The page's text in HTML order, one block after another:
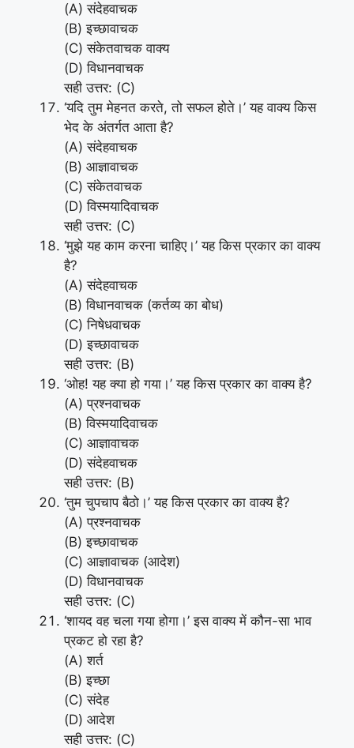
(A) संदेहवाचक
(B) इच्छावाचक
(C) संकेतवाचक वाक्य
(D) विधानवाचक
सही उत्तर: (C)
‘यदि तुम मेहनत करते, तो सफल होते।’ यह वाक्य किस
भेद के अंतर्गत आता है?
(A) संदेहवाचक
(B) आज्ञावाचक
(C) संकेतवाचक
(D) विस्मयादिवाचक
सही उत्तर: (C)
‘मुझे यह काम करना चाहिए।’ यह किस प्रकार का वाक्य
है?
(A) संदेहवाचक
(B) विधानवाचक (कर्तव्य का बोध)
(C) निषेधवाचक
(D) इच्छावाचक
सही उत्तर: (B)
‘ओह! यह क्या हो गया।’ यह किस प्रकार का वाक्य है?
(A) प्रश्नवाचक
(B) विस्मयादिवाचक
(C) आज्ञावाचक
(D) संदेहवाचक
सही उत्तर: (B)
‘तुम चुपचाप बैठो।’ यह किस प्रकार का वाक्य है?
(A) प्रश्नवाचक
(B) इच्छावाचक
(C) आज्ञावाचक (आदेश)
(D) विधानवाचक
सही उत्तर: (C)
‘शायद वह चला गया होगा।’ इस वाक्य में कौन-सा भाव
प्रकट हो रहा है?
(A) शर्त
(B) इच्छा
(C) संदेह
(D) आदेश
सही उत्तर: (C)